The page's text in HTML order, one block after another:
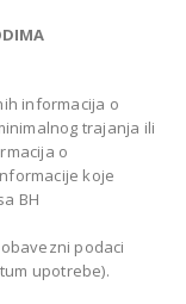
informacija o
trajanja ili
o
koje
BH
podaci
upotrebe).